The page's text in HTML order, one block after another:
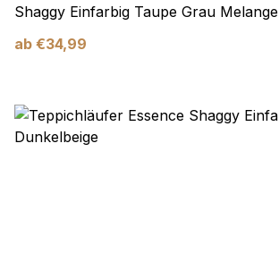
Shaggy Einfarbig Taupe Grau Melange
ab €34,99